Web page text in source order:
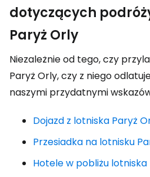
dotyczących
Paryż Orly
Niezależnie od tego, czy
Paryż Orly, czy z niego
naszymi przydatnymi
Dojazd z lotniska Paryż
Przesiadka na lotnisku
Hotele w pobliżu lotniska